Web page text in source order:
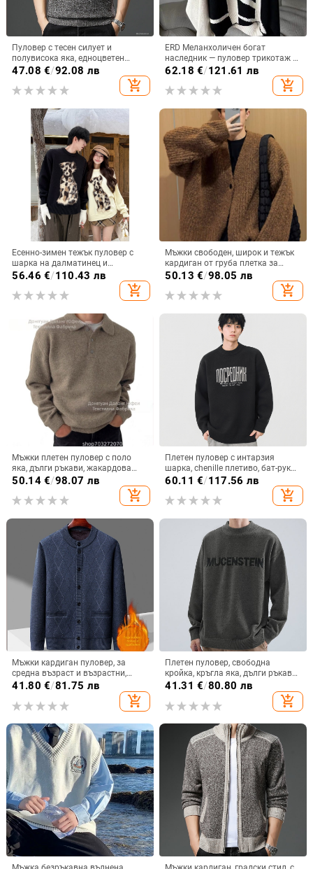
Пуловер с тесен силует и
полувисока яка, едноцветен
плетен модел — топъл базов
слой, универсален мъжки стил,
плюс размер
47.08 €/92.08 лв
add_shopping_cart
ERD Меланхоличен богат
наследник — пуловер трикотаж с
разкъсан силует, къс и широк,
62.18 €/121.61 лв
add_shopping_cart
Есенно-зимен тежък пуловер с
шарка на далматинец и
изкуствена козина, кръгло
56.46 €/110.43 лв
add_shopping_cart
Мъжки свободен, широк и тежък
кардиган от груба плетка за
пролет и есен
50.13 €/98.05 лв
add_shopping_cart
Мъжки плетен пуловер с поло
яка, дълги ръкави, жакардова
шарка, полиестерна смес 70%
50.14€/98.07 лв
add_shopping_cart
Плетен пуловер с интарзия
шарка, chenille плетиво, бат-рукав
дизайн, винилон влакна
60.11 €/117.56 лв
add_shopping_cart
Мъжки кардиган пуловер, за
средна възраст и възрастни,
подплатен с флис, дебел и топъл
41.80 €/81.75 лв
add_shopping_cart
Плетен пуловер, свободна
кройка, кръгла яка, дълги ръкави,
жакардова шарка, полиестер 90%
41.31 €/80.80 лв
add_shopping_cart